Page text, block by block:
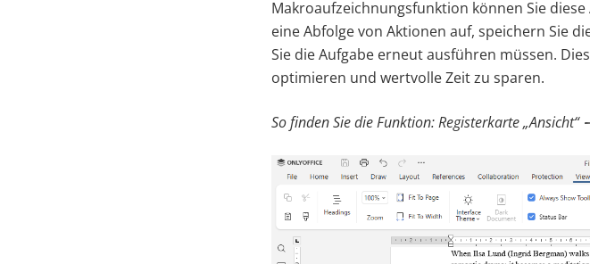
Makroaufzeichnungsfunktion können Sie
eine Abfolge von Aktionen auf, speichern Sie
Sie die Aufgabe erneut ausführen müssen.
optimieren und wertvolle Zeit zu sparen.
So finden Sie die Funktion: Registerkarte